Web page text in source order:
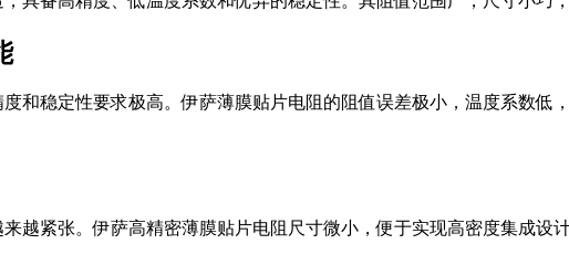
和稳定性要求极高。伊萨薄膜贴片电阻的阻值误差极小，温度系数
越紧张。伊萨高精密薄膜贴片电阻尺寸微小，便于实现高密度集成设